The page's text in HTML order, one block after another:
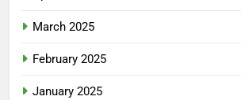
March 2025
February 2025
January 2025